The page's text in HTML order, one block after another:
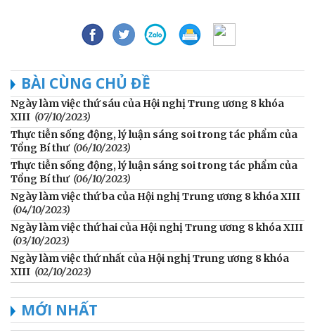
BÀI CÙNG CHỦ ĐỀ
Ngày làm việc thứ sáu của Hội nghị Trung ương 8 khóa
XIII (07/10/2023)
Thực tiễn sống động, lý luận sáng soi trong tác phẩm của
Tổng Bí thư (06/10/2023)
Thực tiễn sống động, lý luận sáng soi trong tác phẩm của
Tổng Bí thư (06/10/2023)
Ngày làm việc thứ ba của Hội nghị Trung ương 8 khóa XIII
(04/10/2023)
Ngày làm việc thứ hai của Hội nghị Trung ương 8 khóa XIII
(03/10/2023)
Ngày làm việc thứ nhất của Hội nghị Trung ương 8 khóa
XIII (02/10/2023)
MỚI NHẤT